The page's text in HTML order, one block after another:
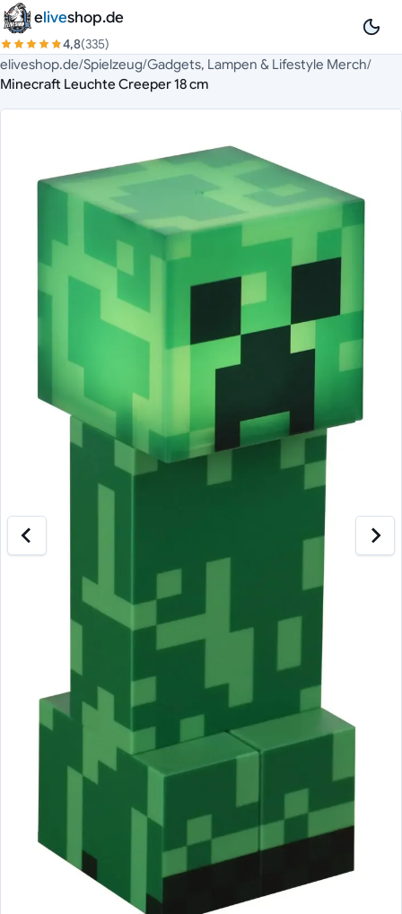
Zum Inhalt springen
eliveshop.de
4,8(335)
eliveshop.de/Spielzeug/Gadgets, Lampen & Lifestyle Merch/
Minecraft Leuchte Creeper 18 cm